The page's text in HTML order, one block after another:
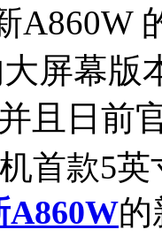
A860W
屏幕版
且日前
首款5英
A860W的